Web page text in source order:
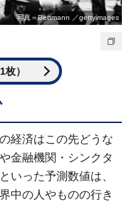
写真＝Bettmann ／gettyimages
）
経済はこの先どうな
金融機関・シンクタ
いった予測数値は、
中の人やものの行き